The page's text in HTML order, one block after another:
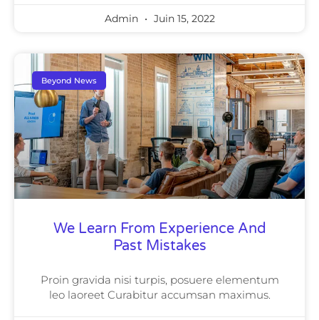
Admin Juin 15, 2022
Beyond News
We Learn From Experience And
Past Mistakes
Proin gravida nisi turpis, posuere elementum
leo laoreet Curabitur accumsan maximus.